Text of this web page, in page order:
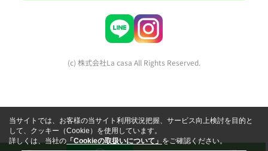
(c) 株式会社La casa All Rights Reserved.
当サイトでは、お客様の当サイト利用状況把握、サービス向上検討を目的と
して、クッキー（Cookie）を使用しています。
詳しくは、当社の「Cookieの取扱いについて」をご確認ください。